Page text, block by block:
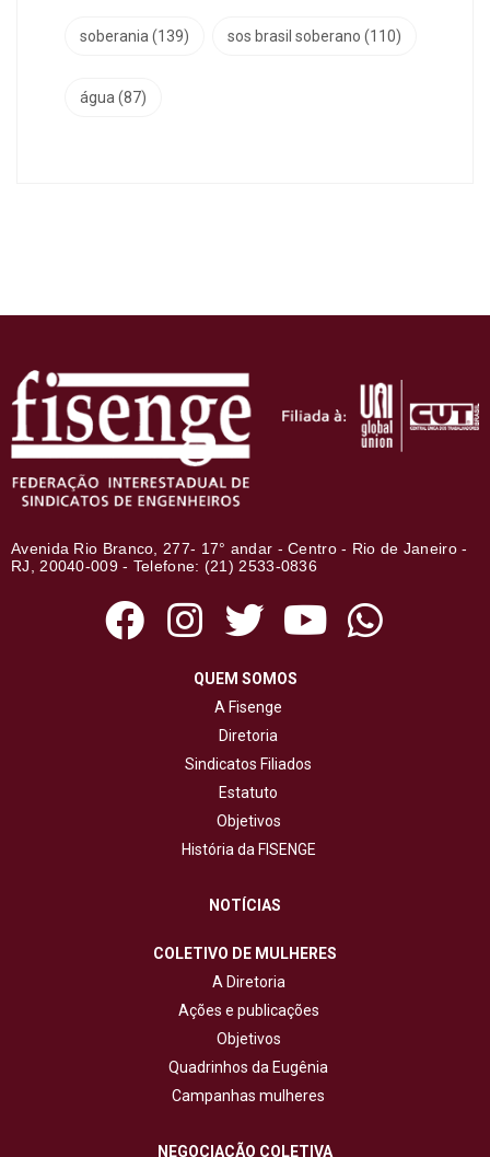
soberania (139) sos brasil soberano (110)
água (87)
Avenida Rio Branco, 277- 17° andar - Centro - Rio de Janeiro -
RJ, 20040-009 - Telefone: (21) 2533-0836
QUEM SOMOS
A Fisenge
Diretoria
Sindicatos Filiados
Estatuto
Objetivos
História da FISENGE
NOTÍCIAS
COLETIVO DE MULHERES
A Diretoria
Ações e publicações
Objetivos
Quadrinhos da Eugênia
Campanhas mulheres
NEGOCIAÇÃO COLETIVA